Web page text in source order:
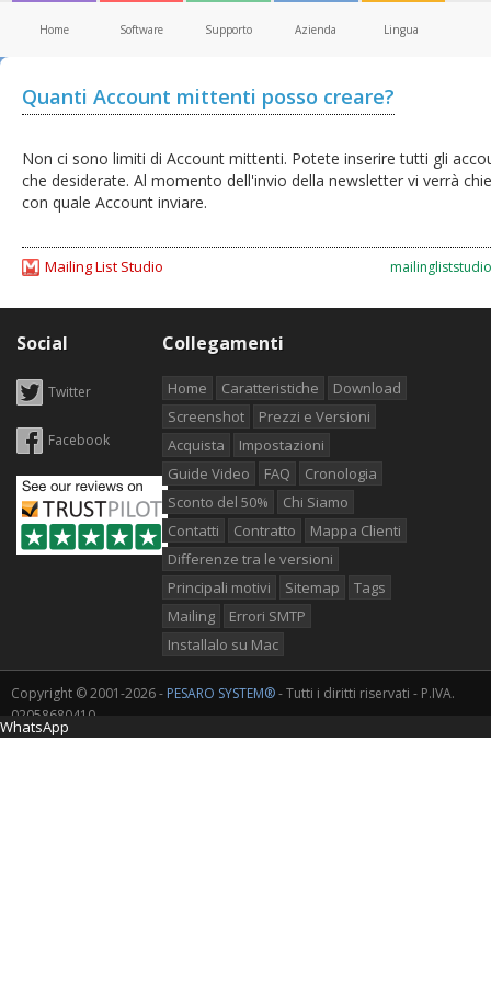
Home Software Supporto Azienda Lingua
Quanti Account mittenti posso creare?
Non ci sono limiti di Account mittenti. Potete inserire tutti gli
che desiderate. Al momento dell'invio della newsletter vi verrà
con quale Account inviare.
Mailing List Studio
Social
Twitter
Facebook
Collegamenti
Home Caratteristiche
Download
Screenshot
Prezzi e Versioni
Acquista
Impostazioni
Guide Video
FAQ
Cronologia
Sconto del 50%
Chi Siamo
Contatti
Contratto
Mappa Clienti
Differenze tra le versioni
Principali motivi
Sitemap
Tags
Mailing
Errori SMTP
Installalo su Mac
Copyright © 2001-2026 - PESARO SYSTEM®- Tutti i diritti riservati - P.IVA.
02058680410
WhatsApp